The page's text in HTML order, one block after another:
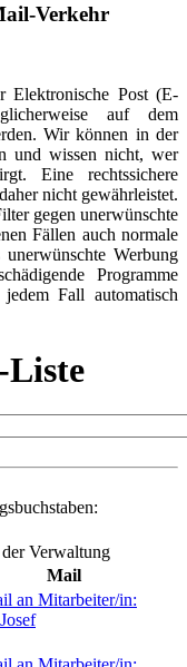
Verkehr
Elektronische Post (E-
auf dem
Wir können in der
und wissen nicht, wer
Eine rechtssichere
nicht gewährleistet.
gegen unerwünschte
Fällen auch normale
Werbung
Programme
Fall automatisch
Liste
Verwaltung
Mail